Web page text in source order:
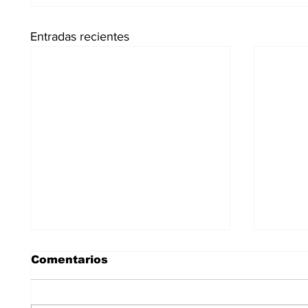
Entradas recientes
Comentarios